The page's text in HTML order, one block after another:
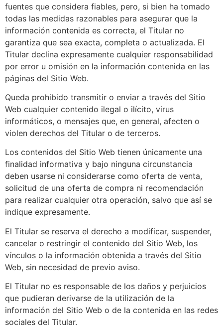
fuentes que considera fiables, pero, si bien ha tomado
todas las medidas razonables para asegurar que la
información contenida es correcta, el Titular no
garantiza que sea exacta, completa o actualizada. El
Titular declina expresamente cualquier responsabilidad
por error u omisión en la información contenida en las
páginas del Sitio Web.
Queda prohibido transmitir o enviar a través del Sitio
Web cualquier contenido ilegal o ilícito, virus
informáticos, o mensajes que, en general, afecten o
violen derechos del Titular o de terceros.
Los contenidos del Sitio Web tienen únicamente una
finalidad informativa y bajo ninguna circunstancia
deben usarse ni considerarse como oferta de venta,
solicitud de una oferta de compra ni recomendación
para realizar cualquier otra operación, salvo que así se
indique expresamente.
El Titular se reserva el derecho a modificar, suspender,
cancelar o restringir el contenido del Sitio Web, los
vínculos o la información obtenida a través del Sitio
Web, sin necesidad de previo aviso.
El Titular no es responsable de los daños y perjuicios
que pudieran derivarse de la utilización de la
información del Sitio Web o de la contenida en las redes
sociales del Titular.